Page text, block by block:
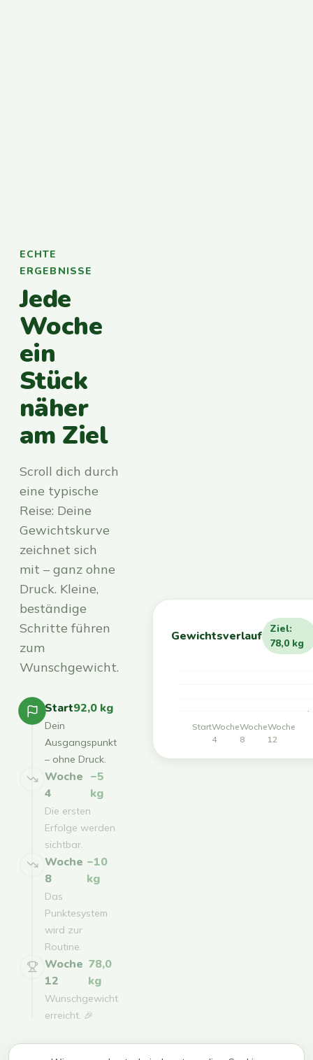
ECHTE
ERGEBNISSE
Jede
Woche
ein
Stück
näher
am Ziel
Scroll dich durch
eine typische
Reise: Deine
Gewichtskurve
zeichnet sich
mit – ganz ohne
Druck. Kleine,
beständige
Schritte führen
zum
Wunschgewicht.
Start92,0 kg
Dein
Ausgangspunkt
– ohne Druck.
Woche
4
−5
kg
Die ersten
Erfolge werden
sichtbar.
Woche
8
−10
kg
Das
Punktesystem
wird zur
Routine.
Woche
12
78,0
kg
Wunschgewicht
erreicht. 🎉
Gewichtsverlauf
Ziel:
78,0 kg
StartWoche
4
Woche
8
Woche
12